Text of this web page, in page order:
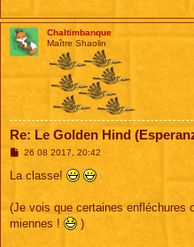
Chaltimbanque
Maître Shaolin
Re: Le Golden Hind
M
s
g
26 08 2017, 20:42
La classe!
(Je vois que certaines enfléchures
miennes !
)